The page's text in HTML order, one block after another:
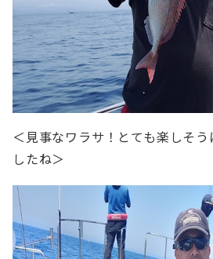
＜見事なワラサ！とても楽しそ
したね＞